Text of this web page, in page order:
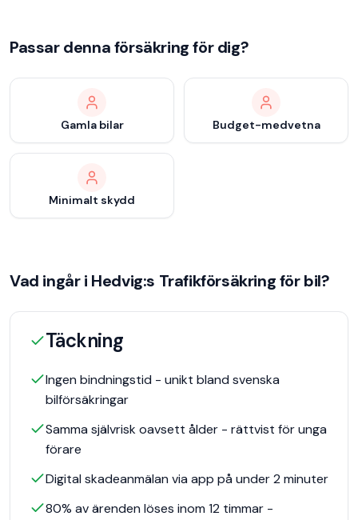
Passar denna försäkring för dig?
Gamla bilar Budget-medvetna
Minimalt skydd
Vad ingår i Hedvig:s Trafikförsäkring för bil?
Täckning
Ingen bindningstid - unikt bland svenska
bilförsäkringar
Samma självrisk oavsett ålder - rättvist för unga
förare
Digital skadeanmälan via app på under 2 minuter
80% av ärenden löses inom 12 timmar -